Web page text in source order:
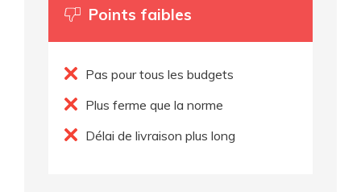
Points faibles
Pas pour tous les budgets
Plus ferme que la norme
Délai de livraison plus long